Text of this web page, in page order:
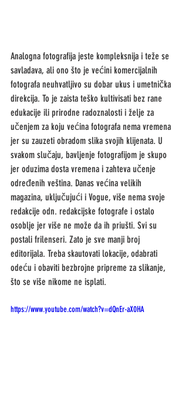
Analogna fotografija jeste kompleksnija i teže se
savladava, ali ono što je većini komercijalnih
fotografa neuhvatljivo su dobar ukus i umetnička
direkcija. To je zaista teško kultivisati bez rane
edukacije ili prirodne radoznalosti i želje za
učenjem za koju većina fotografa nema vremena
jer su zauzeti obradom slika svojih klijenata. U
svakom slučaju, bavljenje fotografijom je skupo
jer oduzima dosta vremena i zahteva učenje
određenih veština. Danas većina velikih
magazina, uključujući i Vogue, više nema svoje
redakcije odn. redakcijske fotografe i ostalo
osoblje jer više ne može da ih priušti. Svi su
postali frilenseri. Zato je sve manji broj
editorijala. Treba skautovati lokacije, odabrati
odeću i obaviti bezbrojne pripreme za slikanje,
što se više nikome ne isplati.
https://www.youtube.com/watch?v=dQnEr-aX0HA